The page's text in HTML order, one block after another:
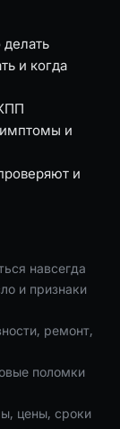
и когда
и
и
навсегда
и признаки
ремонт,
поломки
цены, сроки